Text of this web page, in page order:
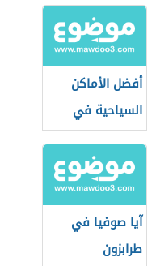
أفضل الأماكن
السياحية في
باريس
آيا صوفيا في
طرابزون